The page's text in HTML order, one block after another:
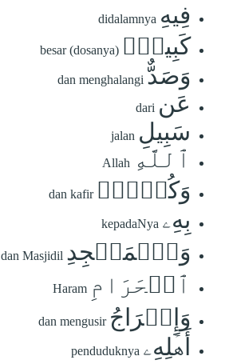
فِيهِ didalamnya
كَبِيرٞۚ besar (dosanya)
وَصَدٌّ dan menghalangi
عَن dari
سَبِيلِ jalan
ٱللَّهِ Allah
وَكُفۡرُۢ dan kafir
بِهِۦ kepadaNya
وَٱلۡمَسۡجِدِ dan Masjidil
ٱلۡحَرَامِ Haram
وَإِخۡرَاجُ dan mengusir
أَهۡلِهِۦ penduduknya